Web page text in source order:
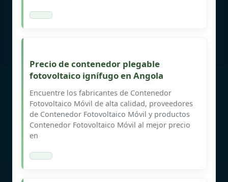
Precio de contenedor plegable
fotovoltaico ignífugo en Angola
Encuentre los fabricantes de Contenedor
Fotovoltaico Móvil de alta calidad, proveedores
de Contenedor Fotovoltaico Móvil y productos
Contenedor Fotovoltaico Móvil al mejor precio
en